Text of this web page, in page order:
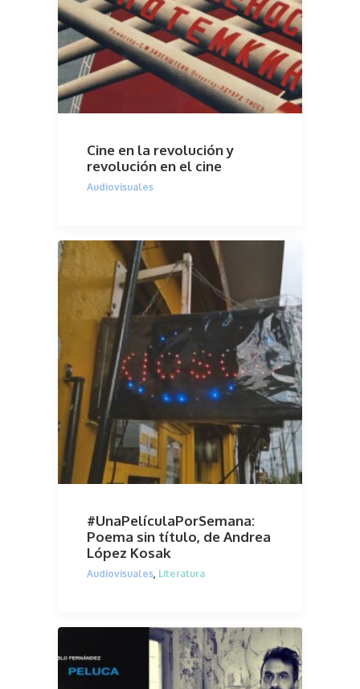
Cine en la revolución y
revolución en el cine
Audiovisuales
#UnaPelículaPorSemana:
Poema sin título, de Andrea
López Kosak
Audiovisuales, Literatura